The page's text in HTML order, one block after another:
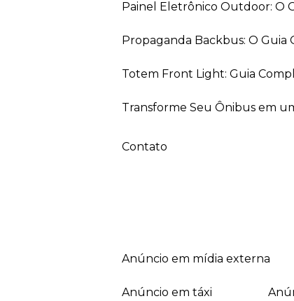
Painel Eletrônico Outdoor: O
Propaganda Backbus: O
Totem Front Light: Guia
Transforme Seu Ônibus em
Contato
anúncio em mídia externa
anúncio em táxi